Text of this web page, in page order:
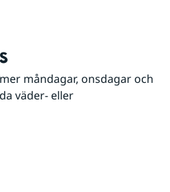
måndagar, onsdagar och
väder- eller